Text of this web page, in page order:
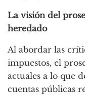
La visión del
heredado
Al abordar las
impuestos, el
actuales a lo que
cuentas públicas